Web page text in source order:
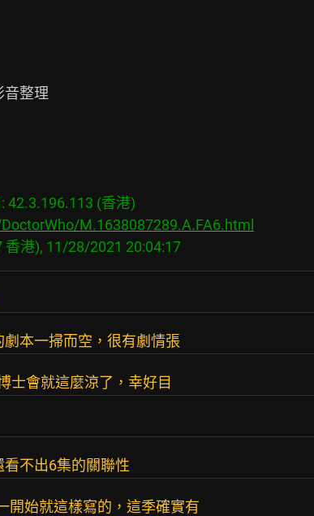
音整理
42.3.196.113 (香港)
M.1638087289.A.FA6.html
本一掃而空，很有劇情張
士會就這麼涼了，幸好目
看不出6集的關聯性
開始就這樣寫的，這季確實有